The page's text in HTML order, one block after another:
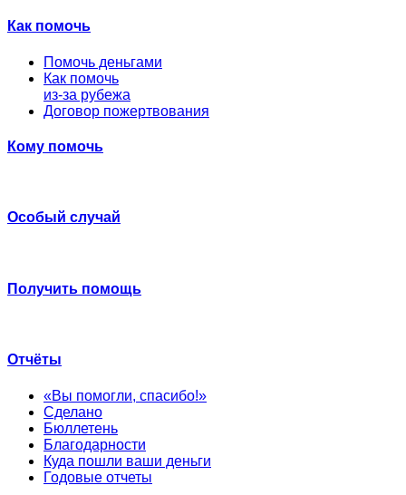
Как помочь
Помочь деньгами
Как помочь
из-за рубежа
Договор пожертвования
Кому помочь
Особый случай
Получить помощь
Отчёты
«Вы помогли, спасибо!»
Сделано
Бюллетень
Благодарности
Куда пошли ваши деньги
Годовые отчеты